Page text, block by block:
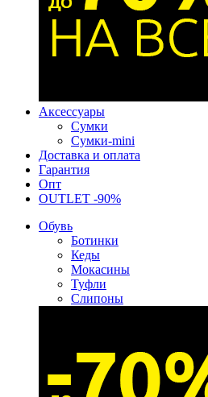
Аксессуары
Сумки
Сумки-mini
Доставка и оплата
Гарантия
Опт
OUTLET -90%
Обувь
Ботинки
Кеды
Мокасины
Туфли
Слипоны